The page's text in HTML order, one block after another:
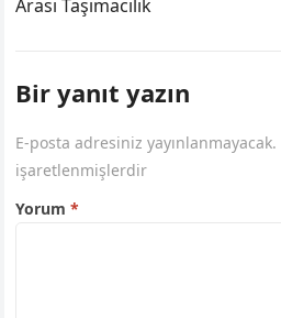
Arası Taşımacılık
Bir yanıt yazın
E-posta adresiniz yayınlanmayacak.
işaretlenmişlerdir
Yorum*